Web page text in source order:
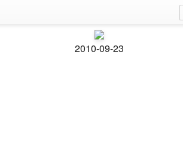
2010-09-23